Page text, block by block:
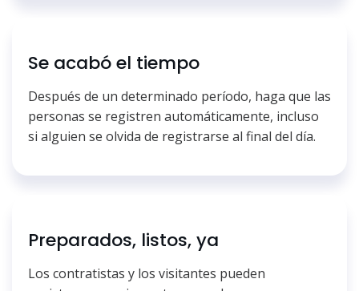
Se acabó el tiempo
Después de un determinado período, haga que las
personas se registren automáticamente, incluso
si alguien se olvida de registrarse al final del día.
Preparados, listos, ya
Los contratistas y los visitantes pueden